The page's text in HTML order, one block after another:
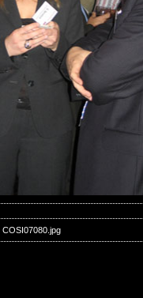
COSI07080.jpg